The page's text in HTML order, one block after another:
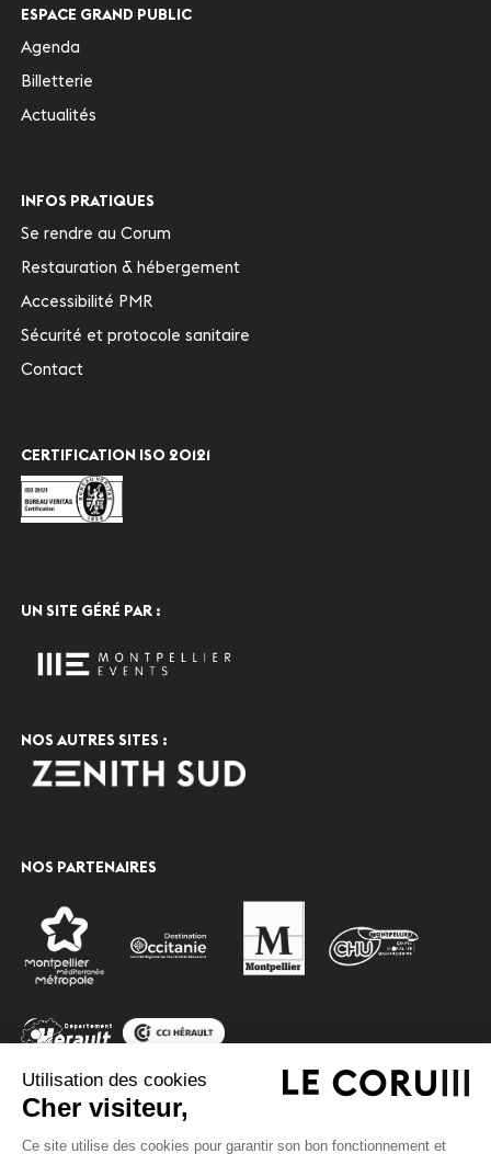
ESPACE GRAND PUBLIC
Agenda
Billetterie
Actualités
INFOS PRATIQUES
Se rendre au Corum
Restauration & hébergement
Accessibilité PMR
Sécurité et protocole sanitaire
Contact
CERTIFICATION ISO 20121
UN SITE GÉRÉ PAR :
NOS AUTRES SITES :
NOS PARTENAIRES
© 2020 Montpellier events, tous droits réservés
Utilisation des cookies
Cher visiteur,
Ce site utilise des cookies pour garantir son bon fonctionnement et